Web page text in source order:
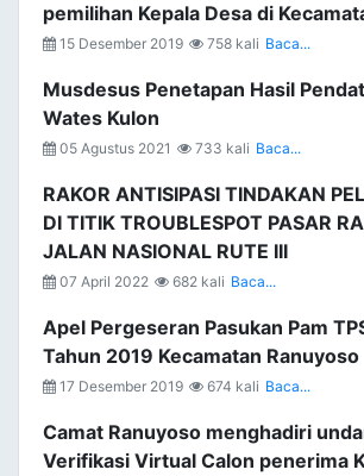
pemilihan Kepala Desa di
15 Desember 2019 758 kali Baca...
Musdesus Penetapan Hasil
Wates Kulon
05 Agustus 2021 733 kali Baca...
RAKOR ANTISIPASI TINDAKAN
DI TITIK TROUBLESPOT PASAR
JALAN NASIONAL RUTE III
07 April 2022 682 kali Baca...
Apel Pergeseran Pasukan Pam
Tahun 2019 Kecamatan Ranuyoso
17 Desember 2019 674 kali Baca...
Camat Ranuyoso menghadiri
Verifikasi Virtual Calon penerima